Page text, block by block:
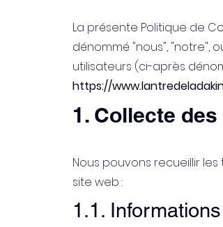
La présente Politique de
dénommé "nous", "notre",
utilisateurs (ci-après
https://
1. Collecte
Nous pouvons recueillir
site web :
1.1.